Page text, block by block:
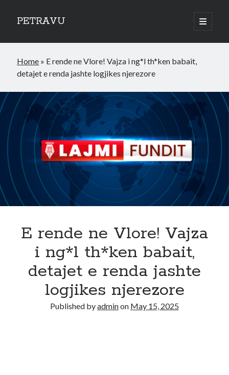
PETRAVU
open
primary
Sidebar
Bank
Credit Cards
World
Home » E rende ne Vlore! Vajza i ng*l th*ken babait,
detajet e renda jashte logjikes njerezore
E rende ne Vlore! Vajza
i ng*l th*ken babait,
detajet e renda jashte
logjikes njerezore
Published byadminon May 15, 2025